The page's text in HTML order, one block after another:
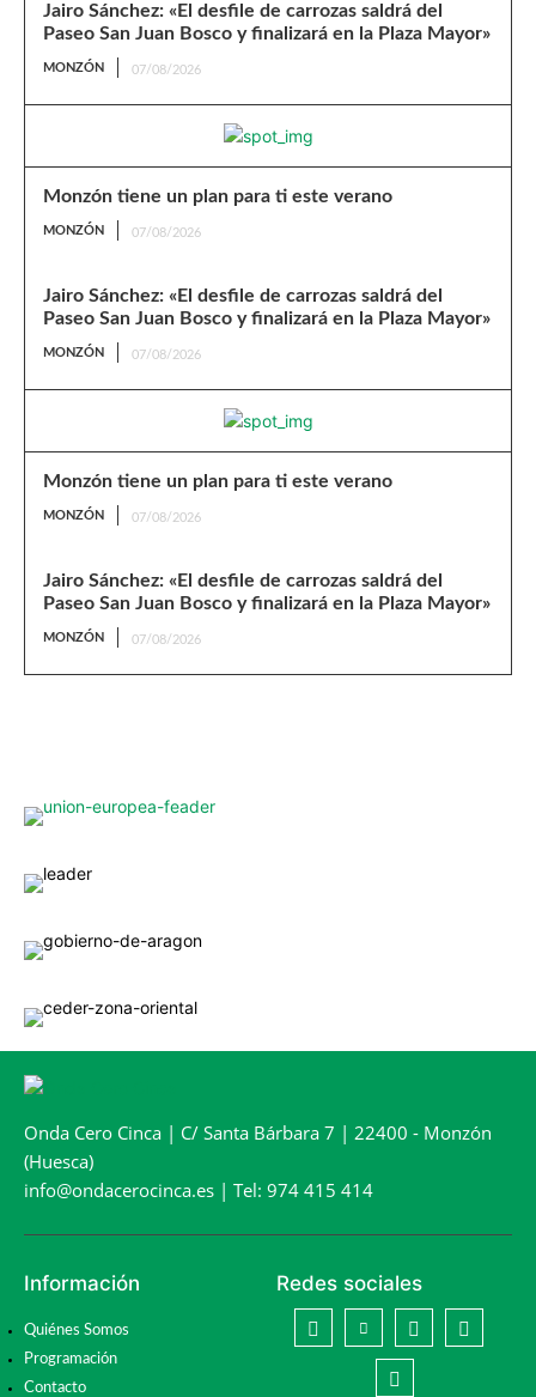
Jairo Sánchez: «El desfile de carrozas saldrá del
Paseo San Juan Bosco y finalizará en la Plaza Mayor»
MONZÓN 07/08/2026
Monzón tiene un plan para ti este verano
MONZÓN 07/08/2026
Jairo Sánchez: «El desfile de carrozas saldrá del
Paseo San Juan Bosco y finalizará en la Plaza Mayor»
MONZÓN 07/08/2026
Monzón tiene un plan para ti este verano
MONZÓN 07/08/2026
Jairo Sánchez: «El desfile de carrozas saldrá del
Paseo San Juan Bosco y finalizará en la Plaza Mayor»
MONZÓN 07/08/2026
Onda Cero Cinca | C/ Santa Bárbara 7 | 22400 - Monzón
(Huesca)
info@ondacerocinca.es | Tel: 974 415 414
Información
Quiénes Somos
Programación
Contacto
Redes sociales